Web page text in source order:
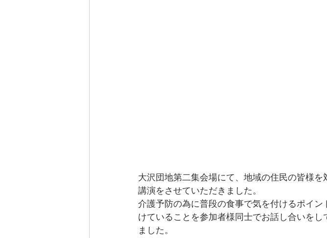
大沢団地第二集会場にて、地域の住民の皆様
講演をさせていただきました。
介護予防の為に普段の食事で気を付けるポイ
けていることを参加者様同士でお話し合いを
ました。